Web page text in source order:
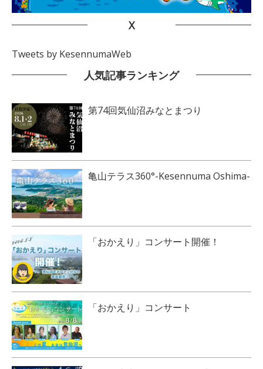
X
Tweets by KesennumaWeb
人気記事ランキング
第74回気仙沼みなとまつり
亀山テラス360°-Kesennuma Oshima-
「おかえり」コンサート開催！
「おかえり」コンサート